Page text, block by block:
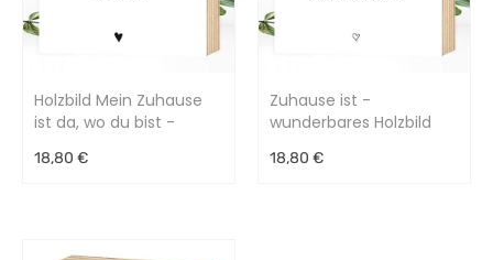
Holzbild Mein Zuhause
ist da, wo du bist -
18,80 €
Zuhause ist -
wunderbares Holzbild
18,80 €